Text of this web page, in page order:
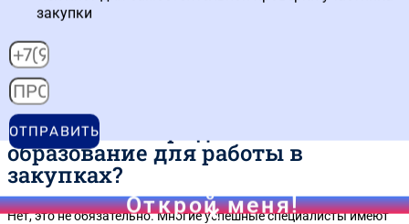
освоить профессию?
Базовый курс длится 2–3 месяца. За это время вы получаете
теорию и практику. Для полноценной работы потребуется еще
3–6 месяцев практики на реальных проектах.
2. Нужно ли юридическое
образование для работы в
закупках?
Нет, это не обязательно. Многие успешные специалисты имеют
закупки
ОТПРАВИТЬ
Открой меня!